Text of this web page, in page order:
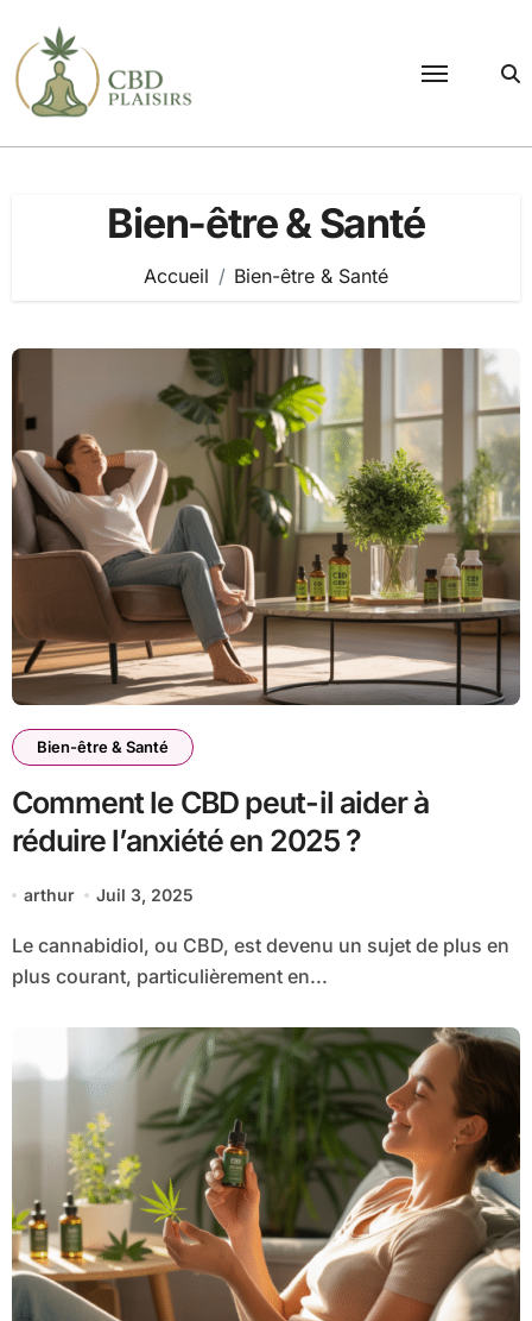
contenu
Bien-être & Santé
Accueil Bien-être & Santé
Bien-être & Santé
Comment le CBD peut-il aider à
réduire l’anxiété en 2025 ?
arthur Juil 3, 2025
Le cannabidiol, ou CBD, est devenu un sujet de plus en
plus courant, particulièrement en...